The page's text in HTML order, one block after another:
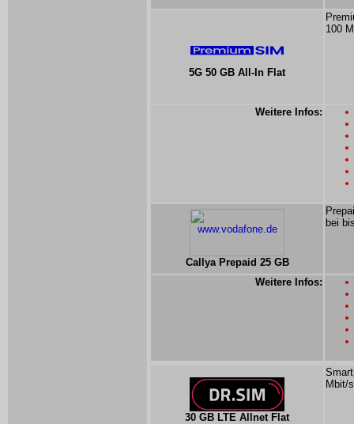
5G 50 GB All-In Flat
100
Weitere Infos:
Callya Prepaid 25 GB
bei
Weitere Infos:
30 GB LTE Allnet Flat
Mbit/s